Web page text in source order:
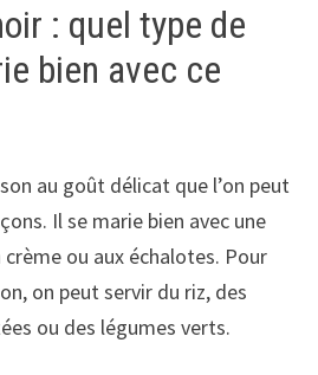
: quel type de
bien avec ce
au goût délicat que l’on peut
Il se marie bien avec une
crème ou aux échalotes. Pour
on peut servir du riz, des
ou des légumes verts.